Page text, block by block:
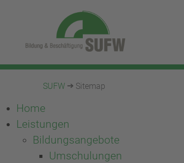
SUFW Sitemap
Home
Leistungen
Bildungsangebote
Umschulungen